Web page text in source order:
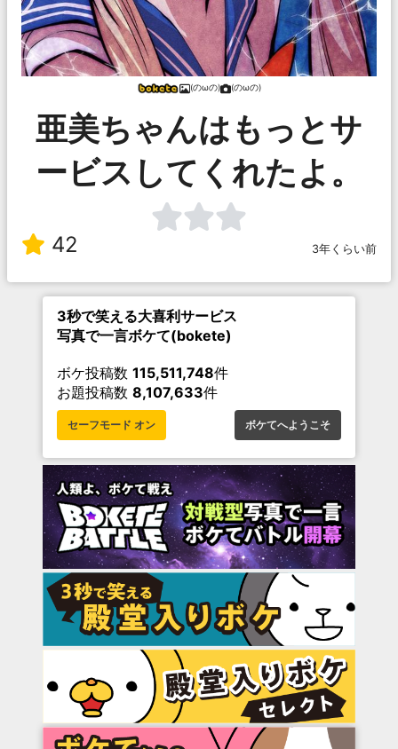
(のωの) (のωの)
亜美ちゃんはもっとサ
ービスしてくれたよ。
42 3年くらい前
3秒で笑える大喜利サービス
写真で一言ボケて(bokete)
ボケ投稿数 115,511,748件
お題投稿数 8,107,633件
セーフモード オン ボケてへようこそ